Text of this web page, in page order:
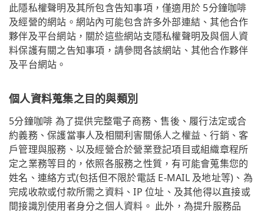
此隱私權聲明及其所包含告知事項，僅適用於 5分鐘咖啡
及經營的網站。網站內可能包含許多外部連結、其他合作
夥伴及平台網站，關於這些網站支隱私權聲明及與個人資
料保護有關之告知事項，請參閱各該網站、其他合作夥伴
及平台網站。
個人資料蒐集之目的與類別
5分鐘咖啡 為了提供完整電子商務、售後、履行法定或合
約義務、保護當事人及相關利害關係人之權益、行銷、客
戶管理與服務、以及經營合於營業登記項目或組織章程所
定之業務等目的，依照各服務之性質，有可能會蒐集您的
姓名、連絡方式(包括但不限於電話 E-MAIL 及地址等)、為
完成收款或付款所需之資料、IP 位址、及其他得以直接或
間接識別使用者身分之個人資料。 此外，為提升服務品